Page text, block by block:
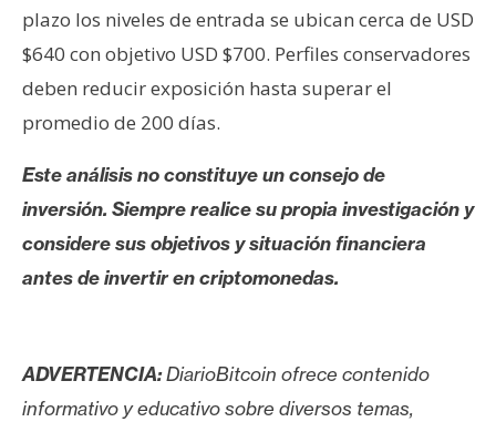
plazo los niveles de entrada se ubican cerca de USD
$640 con objetivo USD $700. Perfiles conservadores
deben reducir exposición hasta superar el
promedio de 200 días.
Este análisis no constituye un consejo de
inversión. Siempre realice su propia investigación y
considere sus objetivos y situación financiera
antes de invertir en criptomonedas.
ADVERTENCIA:DiarioBitcoin ofrece contenido
informativo y educativo sobre diversos temas,